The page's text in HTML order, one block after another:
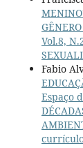
Vol.8,
Fabio
Espaço